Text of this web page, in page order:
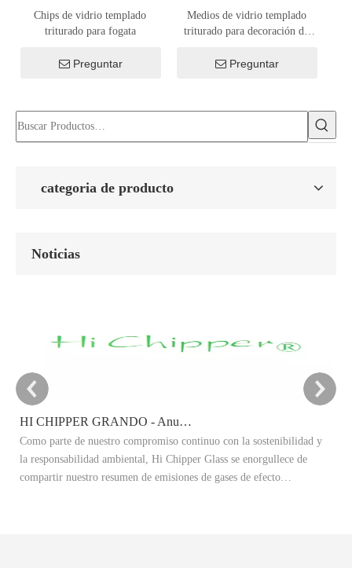
Chips de vidrio templado
triturado para fogata
Preguntar
Medios de vidrio templado
triturado para decoración de
Preguntar
categoria de producto
Noticias
HI CHIPPER GRANDO - Anuncio del objetivo de reducción de carbono 2025
Como parte de nuestro compromiso continuo con la sostenibilidad y
la responsabilidad ambiental, Hi Chipper Glass se enorgullece de
compartir nuestro resumen de emisiones de gases de efecto